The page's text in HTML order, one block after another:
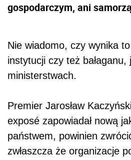
gospodarczym, ani
Nie wiadomo, czy wynika
instytucji czy też bałaganu,
ministerstwach.
Premier Jarosław
exposé zapowiadał nową
państwem, powinien
zwłaszcza że organizacje